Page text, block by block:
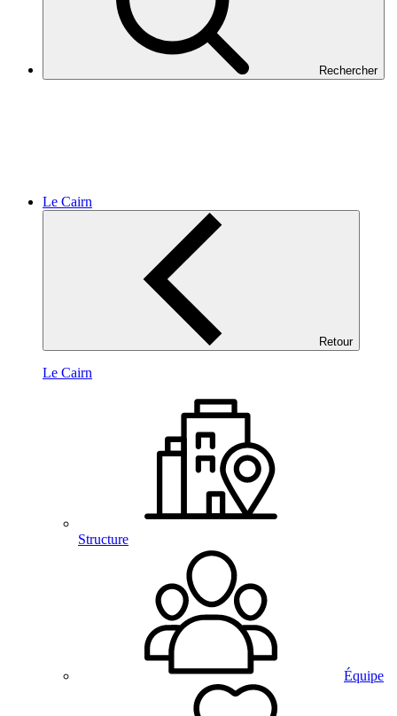
Rechercher
Le Cairn
Retour
Le Cairn
Structure
Équipe